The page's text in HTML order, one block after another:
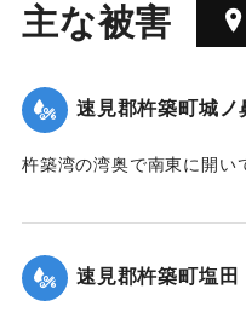
主な被害
速見郡杵築町城ノ
杵築湾の湾奥で南東に開い
により通常より155センチ
｜固有コード:00513033
速見郡杵築町塩田